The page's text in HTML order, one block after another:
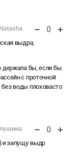
0
выдра,
бы, если бы
с проточной
воды плоховасто
0
и запущу выдр